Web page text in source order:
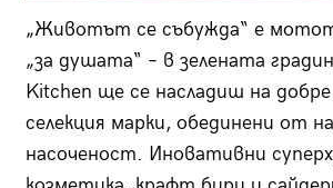
„Животът се събужда“ е
„за душата“ – в зелената
Kitchen ще се насладиш на
селекция марки, обединени от
насоченост. Иновативни